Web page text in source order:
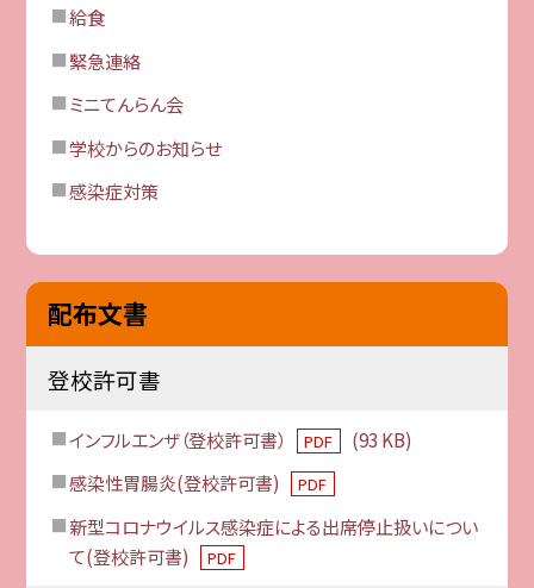
給食
緊急連絡
ミニてんらん会
学校からのお知らせ
感染症対策
配布文書
登校許可書
インフルエンザ（登校許可書） PDF
(93 KB)
感染性胃腸炎(登校許可書)
PDF
新型コロナウイルス感染症による出席停止扱いについ
て(登校許可書)
PDF